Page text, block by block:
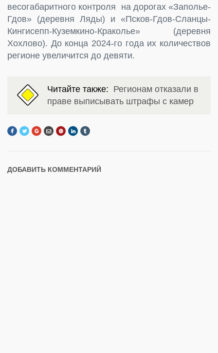
весогабаритного контроля на дорогах «Заполье-
Гдов» (деревня Ляды) и «Псков-Гдов-Сланцы-
Кингисепп-Куземкино-Краколье» (деревня
Хохлово). До конца 2024-го года их количествов
регионе увеличится до девяти.
Читайте также: Регионам отказали в
праве выписывать штрафы с камер
ДОБАВИТЬ КОММЕНТАРИЙ